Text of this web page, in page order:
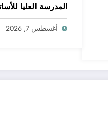
المدرسة العليا
أغسطس 7, 2026